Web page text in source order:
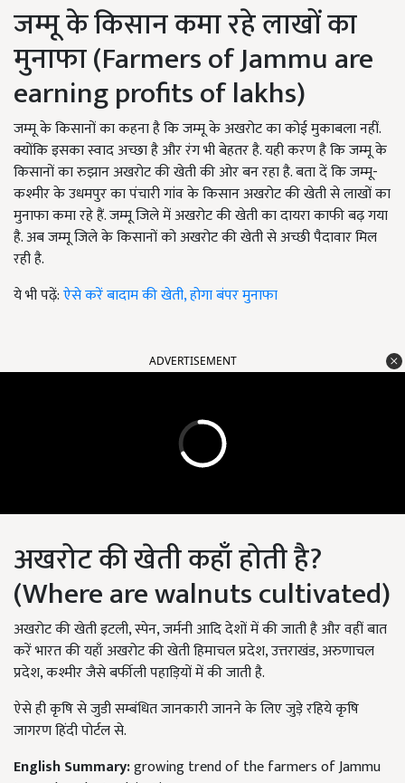
जम्मू के किसान कमा रहे लाखों का
मुनाफा (Farmers of Jammu are
earning profits of lakhs)
जम्मू के किसानों का कहना है कि जम्मू के अखरोट का कोई मुकाबला नहीं.
क्योंकि इसका स्वाद अच्छा है और रंग भी बेहतर है. यही करण है कि जम्मू के
किसानों का रुझान अखरोट की खेती की ओर बन रहा है. बता दें कि जम्मू-
कश्मीर के उधमपुर का पंचारी गांव के किसान अखरोट की खेती से लाखों का
मुनाफा कमा रहे हैं. जम्मू जिले में अखरोट की खेती का दायरा काफी बढ़ गया
है. अब जम्मू जिले के किसानों को अखरोट की खेती से अच्छी पैदावार मिल
रही है.
ये भी पढ़ें:ऐसे करें बादाम की खेती, होगा बंपर मुनाफा
ADVERTISEMENT
अखरोट की खेती कहाँ होती है?
(Where are walnuts cultivated)
अखरोट की खेती इटली, स्पेन, जर्मनी आदि देशों में की जाती है और वहीं बात
करें भारत की यहाँ अखरोट की खेती हिमाचल प्रदेश, उत्तराखंड, अरुणाचल
प्रदेश, कश्मीर जैसे बर्फीली पहाड़ियों में की जाती है.
ऐसे ही कृषि से जुडी सम्बंधित जानकारी जानने के लिए जुड़े रहिये कृषि
जागरण हिंदी पोर्टल से.
English Summary:growing trend of the farmers of Jammu